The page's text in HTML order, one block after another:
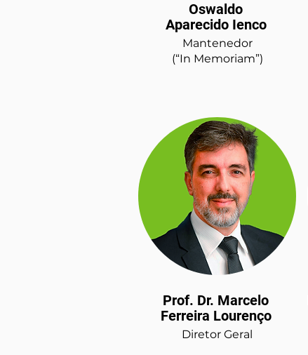
Oswaldo
Aparecido Ienco
Mantenedor
(“In Memoriam”)
Prof. Dr. Marcelo
Ferreira Lourenço
Diretor Geral